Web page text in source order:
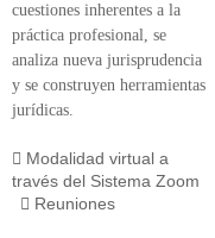
cuestiones inherentes a la
práctica profesional, se
analiza nueva jurisprudencia
y se construyen herramientas
jurídicas.
Modalidad virtual a
través del Sistema Zoom
Reuniones